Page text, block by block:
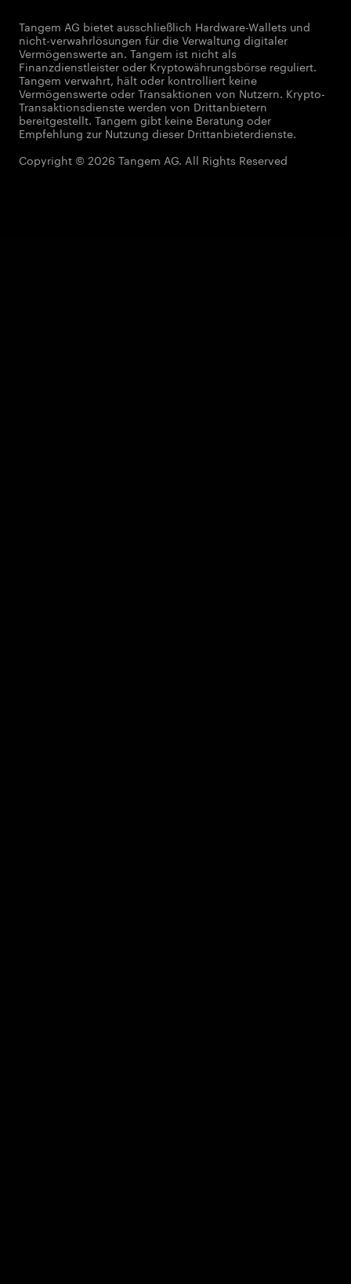
Tangem AG bietet ausschließlich Hardware-Wallets und
nicht-verwahrlösungen für die Verwaltung digitaler
Vermögenswerte an. Tangem ist nicht als
Finanzdienstleister oder Kryptowährungsbörse reguliert.
Tangem verwahrt, hält oder kontrolliert keine
Vermögenswerte oder Transaktionen von Nutzern. Krypto-
Transaktionsdienste werden von Drittanbietern
bereitgestellt. Tangem gibt keine Beratung oder
Empfehlung zur Nutzung dieser Drittanbieterdienste.